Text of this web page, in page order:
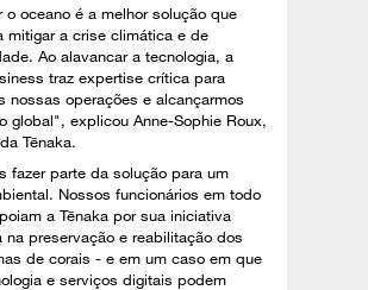
o oceano é a melhor solução que
mitigar a crise climática e de
Ao alavancar a tecnologia, a
traz expertise crítica para
nossas operações e alcançarmos
global", explicou Anne-Sophie Roux,
Tēnaka.
fazer parte da solução para um
Nossos funcionários em todo
a Tēnaka por sua iniciativa
na preservação e reabilitação dos
de corais - e em um caso em que
e serviços digitais podem